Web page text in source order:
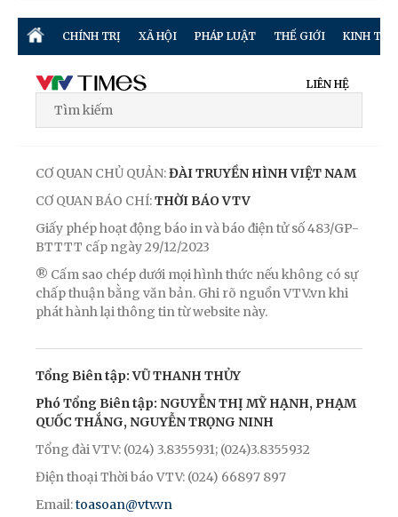
CHÍNH TRỊ XÃ HỘI PHÁP LUẬT THẾ GIỚI KINH TẾ
LIÊN HỆ
CƠ QUAN CHỦ QUẢN:ĐÀI TRUYỀN HÌNH VIỆT NAM
CƠ QUAN BÁO CHÍ:THỜI BÁO VTV
Giấy phép hoạt động báo in và báo điện tử số 483/GP-
BTTTT cấp ngày 29/12/2023
® Cấm sao chép dưới mọi hình thức nếu không có sự
chấp thuận bằng văn bản. Ghi rõ nguồn VTV.vn khi
phát hành lại thông tin từ website này.
Tổng Biên tập: VŨ THANH THỦY
Phó Tổng Biên tập: NGUYỄN THỊ MỸ HẠNH, PHẠM
QUỐC THẮNG, NGUYỄN TRỌNG NINH
Tổng đài VTV: (024) 3.8355931; (024)3.8355932
Điện thoại Thời báo VTV: (024) 66897 897
Email:toasoan@vtv.vn